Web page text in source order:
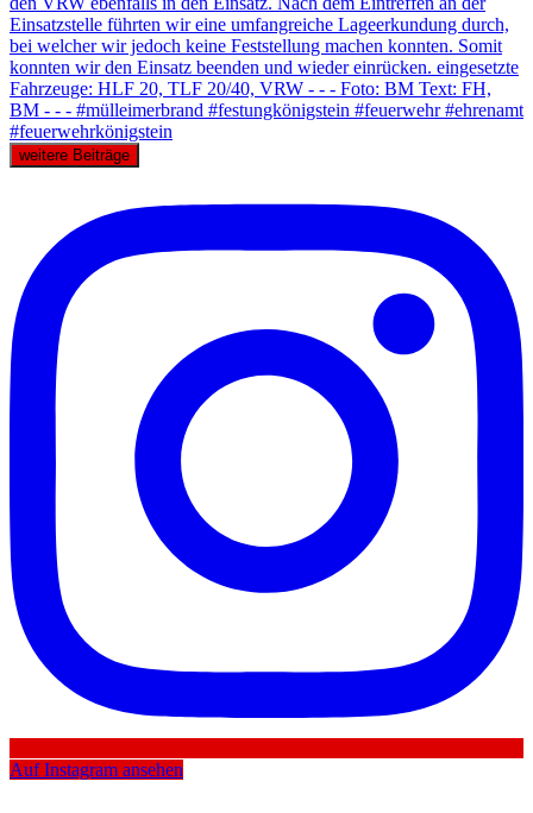
weitere Beiträge
Auf Instagram ansehen